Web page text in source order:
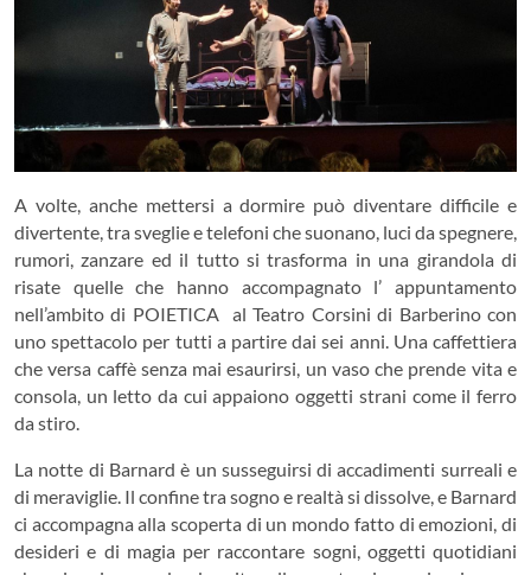
A volte, anche mettersi a dormire può diventare difficile e
divertente, tra sveglie e telefoni che suonano, luci da spegnere,
rumori, zanzare ed il tutto si trasforma in una girandola di
risate quelle che hanno accompagnato l’ appuntamento
nell’ambito di POIETICA al Teatro Corsini di Barberino con
uno spettacolo per tutti a partire dai sei anni. Una caffettiera
che versa caffè senza mai esaurirsi, un vaso che prende vita e
consola, un letto da cui appaiono oggetti strani come il ferro
da stiro.
La notte di Barnard è un susseguirsi di accadimenti surreali e
di meraviglie. Il confine tra sogno e realtà si dissolve, e Barnard
ci accompagna alla scoperta di un mondo fatto di emozioni, di
desideri e di magia per raccontare sogni, oggetti quotidiani